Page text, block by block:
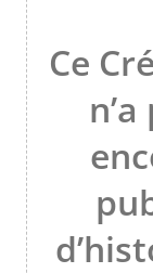
Ce
n’a